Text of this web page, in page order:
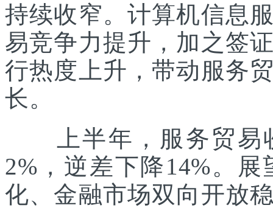
持续收窄。计算机信息
易竞争力提升，加之签
行热度上升，带动服务
长。
上半年，服务贸易
2%，逆差下降14%。
化、金融市场双向开放